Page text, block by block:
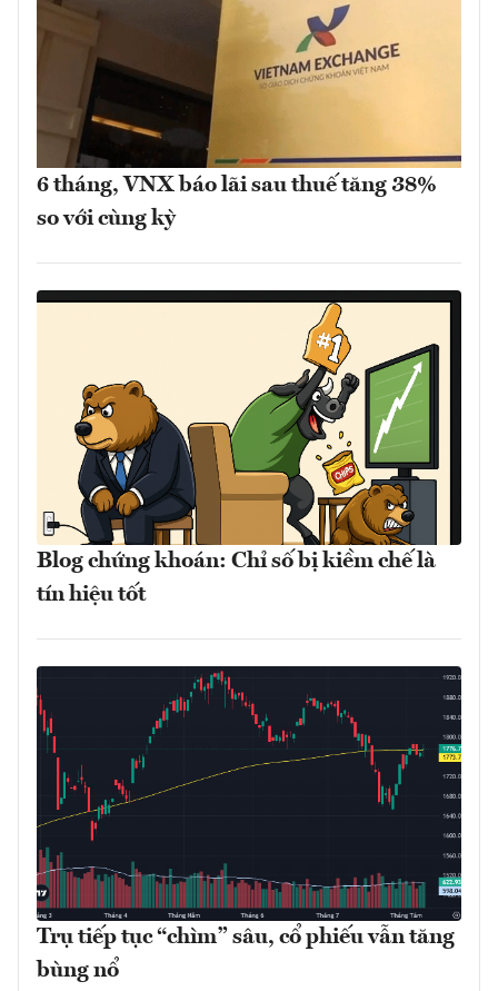
6 tháng, VNX báo lãi sau thuế tăng 38%
so với cùng kỳ
Blog chứng khoán: Chỉ số bị kiềm chế là
tín hiệu tốt
Trụ tiếp tục “chìm” sâu, cổ phiếu vẫn tăng
bùng nổ